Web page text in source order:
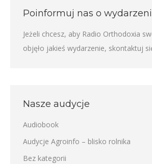
Poinformuj nas o
Jeżeli chcesz, aby Radio Orthodoxia
objęło jakieś wydarzenie, skontaktuj
Nasze audycje
Audiobook
Audycje Agroinfo – blisko rolnika
Bez kategorii